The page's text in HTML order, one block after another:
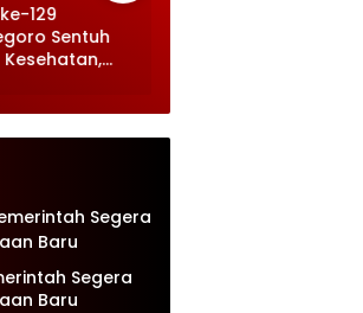
129
Sentuh
Kesehatan,
Segera
Baru